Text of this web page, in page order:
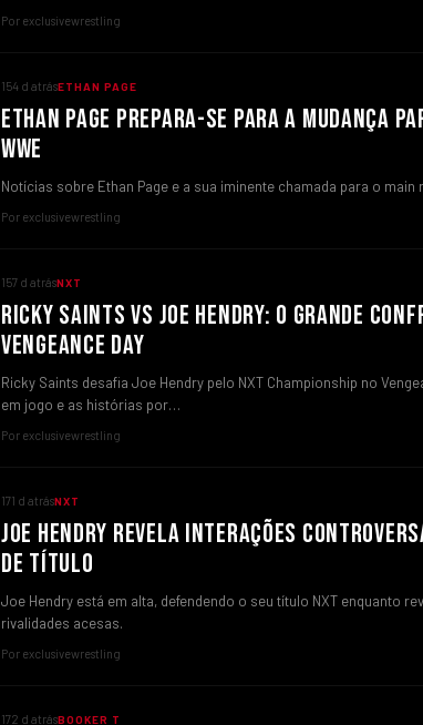
Por exclusivewrestling
154 d atrásETHAN PAGE
ETHAN PAGE PREPARA-SE PARA A MUDANÇA
WWE
Notícias sobre Ethan Page e a sua iminente chamada para o main
Por exclusivewrestling
157 d atrásNXT
RICKY SAINTS VS JOE HENDRY: O GRANDE
VENGEANCE DAY
Ricky Saints desafia Joe Hendry pelo NXT Championship no
em jogo e as histórias por…
Por exclusivewrestling
171 d atrásNXT
JOE HENDRY REVELA INTERAÇÕES
DE TÍTULO
Joe Hendry está em alta, defendendo o seu título NXT enquanto
rivalidades acesas.
Por exclusivewrestling
172 d atrásBOOKER T